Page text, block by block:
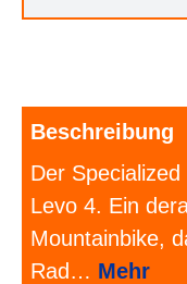
Beschreibung
Der
Levo 4. Ein
Mountainbike,
Rad… Mehr